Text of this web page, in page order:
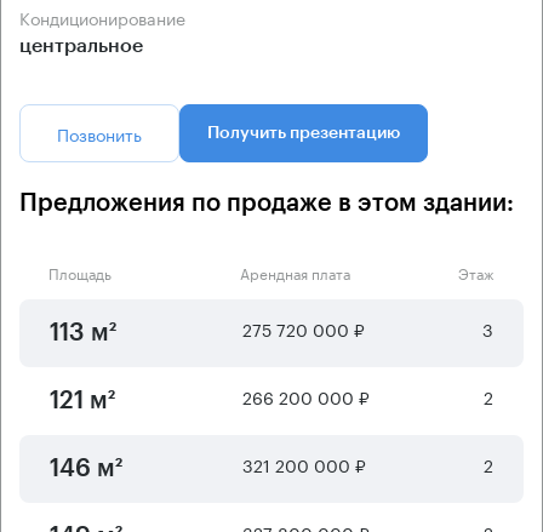
Кондиционирование
центральное
Позвонить Получить презентацию
Предложения по продаже в этом здании:
Площадь Арендная плата Этаж
113 м² 275 720 000 ₽ 3
121 м² 266 200 000 ₽ 2
146 м² 321 200 000 ₽ 2